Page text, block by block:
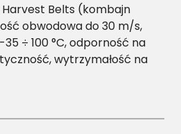
Belts (kombajn
obwodowa do 30 m/s,
÷ 100 °C, odporność na
wytrzymałość na